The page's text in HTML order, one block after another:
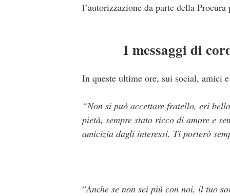
l’autorizzazione da parte della Procura
I messaggi di
In queste ultime ore, sui social, amici
“Non si può accettare fratello, eri
pietà, sempre stato ricco di amore e
amicizia dagli interessi. Ti porterò
“Anche se non sei più con noi, il tuo